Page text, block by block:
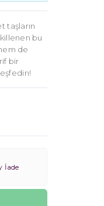
taşların
bu
de
bir
İade